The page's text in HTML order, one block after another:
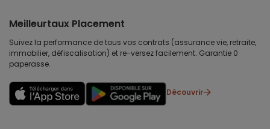
Meilleurtaux Placement
Suivez la performance de tous vos contrats (assurance vie, retraite,
immobilier, défiscalisation) et re-versez facilement. Garantie 0
paperasse.
Découvrir